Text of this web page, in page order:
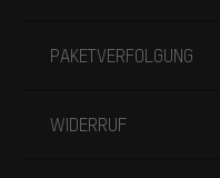
PAKETVERFOLGUNG
WIDERRUF